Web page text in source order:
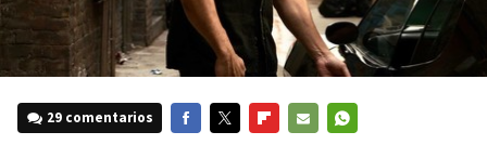
29 comentarios